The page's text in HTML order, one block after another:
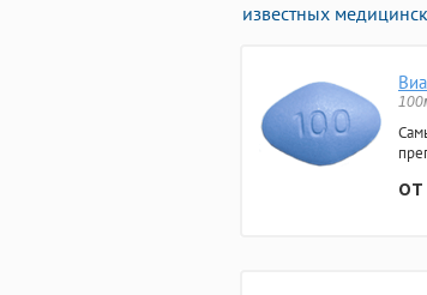
известных